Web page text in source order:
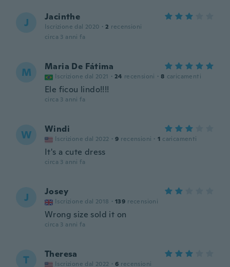
J Jacinthe
Iscrizione dal 2020 · 2 recensioni
circa 3 anni fa
M Maria De Fátima
Iscrizione dal 2021 · 24 recensioni · 8 caricamenti
Ele ficou lindo!!!!
circa 3 anni fa
W Windi
Iscrizione dal 2022 · 9 recensioni · 1 caricamenti
It's a cute dress
circa 3 anni fa
J Josey
Iscrizione dal 2018 · 139 recensioni
Wrong size sold it on
circa 3 anni fa
T Theresa
Iscrizione dal 2022 · 6 recensioni